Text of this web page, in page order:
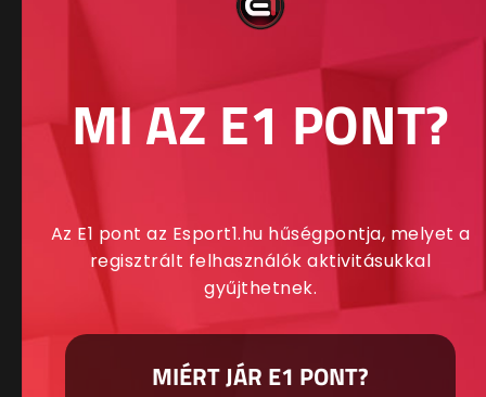
MI AZ E1 PONT?
Az E1 pont az Esport1.hu hűségpontja, melyet a
regisztrált felhasználók aktivitásukkal
gyűjthetnek.
MIÉRT JÁR E1 PONT?